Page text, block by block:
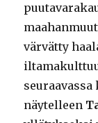
värvätty
näytelleen